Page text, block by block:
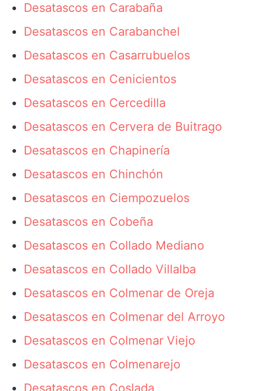
Desatascos en Carabaña
Desatascos en Carabanchel
Desatascos en Casarrubuelos
Desatascos en Cenicientos
Desatascos en Cercedilla
Desatascos en Cervera de Buitrago
Desatascos en Chapinería
Desatascos en Chinchón
Desatascos en Ciempozuelos
Desatascos en Cobeña
Desatascos en Collado Mediano
Desatascos en Collado Villalba
Desatascos en Colmenar de Oreja
Desatascos en Colmenar del Arroyo
Desatascos en Colmenar Viejo
Desatascos en Colmenarejo
Desatascos en Coslada